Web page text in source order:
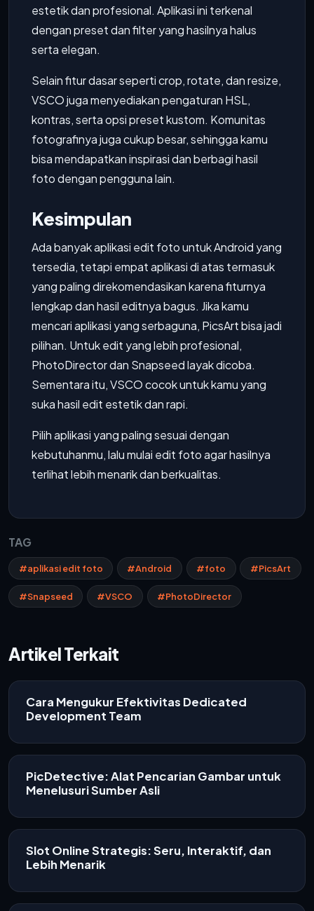
estetik dan profesional. Aplikasi ini terkenal
dengan preset dan filter yang hasilnya halus
serta elegan.
Selain fitur dasar seperti crop, rotate, dan resize,
VSCO juga menyediakan pengaturan HSL,
kontras, serta opsi preset kustom. Komunitas
fotografinya juga cukup besar, sehingga kamu
bisa mendapatkan inspirasi dan berbagi hasil
foto dengan pengguna lain.
Kesimpulan
Ada banyak aplikasi edit foto untuk Android yang
tersedia, tetapi empat aplikasi di atas termasuk
yang paling direkomendasikan karena fiturnya
lengkap dan hasil editnya bagus. Jika kamu
mencari aplikasi yang serbaguna, PicsArt bisa jadi
pilihan. Untuk edit yang lebih profesional,
PhotoDirector dan Snapseed layak dicoba.
Sementara itu, VSCO cocok untuk kamu yang
suka hasil edit estetik dan rapi.
Pilih aplikasi yang paling sesuai dengan
kebutuhanmu, lalu mulai edit foto agar hasilnya
terlihat lebih menarik dan berkualitas.
TAG
#aplikasi edit foto #Android #foto #PicsArt
#Snapseed #VSCO #PhotoDirector
Artikel Terkait
Cara Mengukur Efektivitas Dedicated
Development Team
PicDetective: Alat Pencarian Gambar untuk
Menelusuri Sumber Asli
Slot Online Strategis: Seru, Interaktif, dan
Lebih Menarik